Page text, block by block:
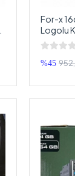
For-x
Logolu
%45